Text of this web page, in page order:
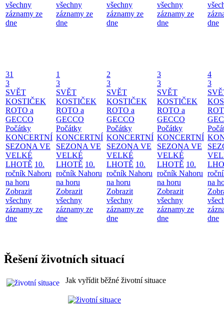
všechny
záznamy ze
dne
všechny
záznamy ze
dne
všechny
záznamy ze
dne
všechny
záznamy ze
dne
dne
31
3
SVĚT
KOSTIČEK
ROTO a
GECCO
Počátky
KONCERTNÍ
SEZONA VE
VELKÉ
LHOTĚ 10.
ročník Nahoru
na horu
Zobrazit
všechny
záznamy ze
dne
1
3
SVĚT
KOSTIČEK
ROTO a
GECCO
Počátky
KONCERTNÍ
SEZONA VE
VELKÉ
LHOTĚ 10.
ročník Nahoru
na horu
Zobrazit
všechny
záznamy ze
dne
2
3
SVĚT
KOSTIČEK
ROTO a
GECCO
Počátky
KONCERTNÍ
SEZONA VE
VELKÉ
LHOTĚ 10.
ročník Nahoru
na horu
Zobrazit
všechny
záznamy ze
dne
3
3
SVĚT
KOSTIČEK
ROTO a
GECCO
Počátky
KONCERTNÍ
SEZONA VE
VELKÉ
LHOTĚ 10.
ročník Nahoru
na horu
Zobrazit
všechny
záznamy ze
dne
4
3
na
dne
Řešení životních situací
Jak vyřídit běžné životní situace